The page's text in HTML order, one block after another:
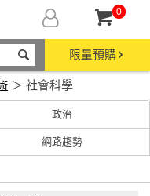
0
限量預購
＞ 社會科學
政治
網路趨勢